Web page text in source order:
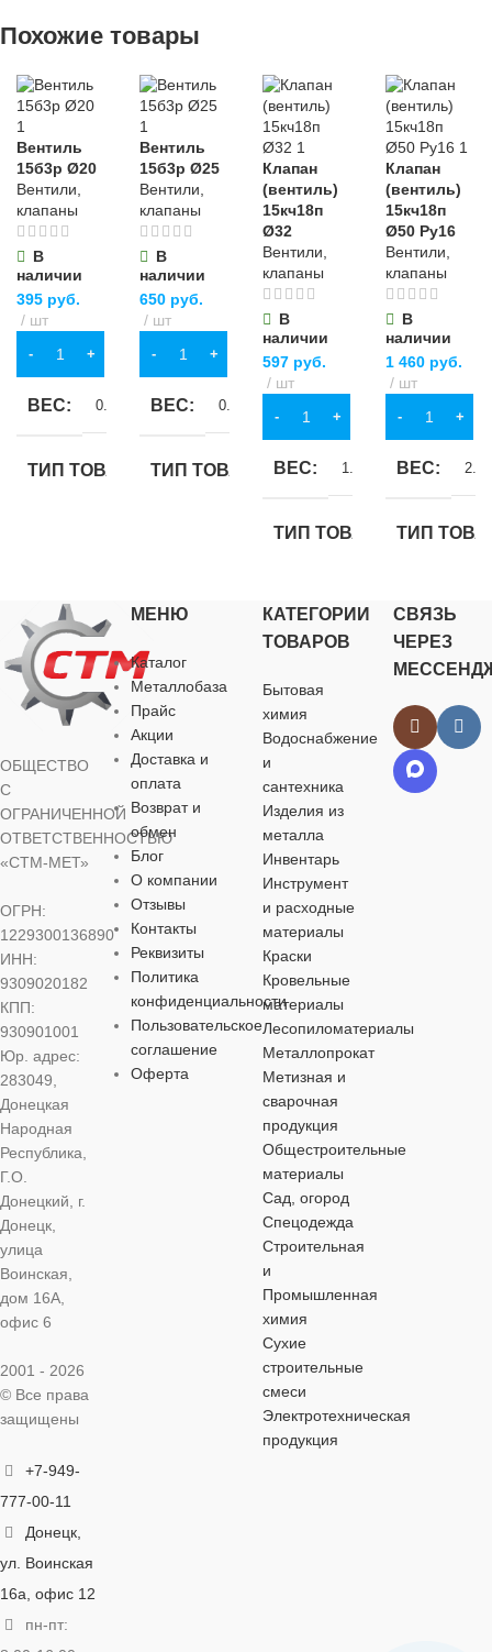
Похожие товары
Вентиль
15б3р Ø20
Вентили,
клапаны
В
наличии
395 руб.
шт
В КОРЗИНУ
ВЕС 0.18 кг
ТИП ТОВАРА
для водоснабжения
ЦВЕТ желтый
МАТЕРИАЛ
латунь
УПРАВЛЕНИЕ
вентиль
УСЛОВНОЕ
ДАВЛЕНИЕ
Ру 16
ТИП
ПРИСОЕДИНЕНИЯ
РЕЗЬБА
Вентиль
15б3р Ø25
Вентили,
клапаны
В
наличии
650 руб.
шт
В КОРЗИНУ
ВЕС 0.285 кг
ТИП ТОВАРА
для водоснабжения
ЦВЕТ желтый
латунь
ДИАМЕТР
1″,Ду 25
УПРАВЛЕНИЕ
ПРИСОЕДИНЕНИЯ
ВН
Клапан
(вентиль)
15кч18п
Ø32
Вентили,
клапаны
В
наличии
597 руб.
шт
В КОРЗИНУ
ВЕС 1.21 кг
ТИП ТОВАРА
НАЗНАЧЕНИЕ
для водоснабжения
черный
МАТЕРИАЛ
1″,Ду 25
УПРАВЛЕНИЕ
вентиль
УСЛОВНОЕ
ДАВЛЕНИЕ
Ру 16
ПРИСОЕДИНЕНИЯ
муфтовый
РЕЗЬБА ВН
Клапан
(вентиль)
15кч18п
Ø50 Ру16
Вентили,
клапаны
В
наличии
1 460 руб.
шт
В КОРЗИНУ
ВЕС
ТИП
для
ЦВЕТ
РЕЗЬБА
ОБЩЕСТВО
С
ОГРАНИЧЕННОЙ
ОТВЕТСТВЕННОСТЬЮ
«СТМ-МЕТ»
ОГРН:
1229300136890
ИНН:
9309020182
КПП:
930901001
Юр. адрес:
283049,
Донецкая
Народная
Республика,
Г.О.
Донецкий, г.
Донецк,
улица
Воинская,
дом 16А,
офис 6
2001 - 2026
© Все права
защищены
+7-949-
777-00-11
Донецк,
ул. Воинская
16а, офис 12
пн-пт:
МЕНЮ
Каталог
Металлобаза
Прайс
Акции
Доставка и
оплата
Возврат и
обмен
Блог
О компании
Отзывы
Контакты
Реквизиты
Политика
конфиденциальности
Пользовательское
соглашение
Оферта
КАТЕГОРИИ
ТОВАРОВ
Бытовая
химия
Водоснабжение
и
сантехника
Изделия из
металла
Инвентарь
Инструмент
и расходные
материалы
Краски
Кровельные
материалы
Лесопиломатериалы
Металлопрокат
Метизная и
сварочная
продукция
Общестроительные
материалы
Сад, огород
Спецодежда
Строительная
и
Промышленная
химия
Сухие
строительные
смеси
Электротехническая
продукция
СВЯЗЬ
ЧЕРЕЗ